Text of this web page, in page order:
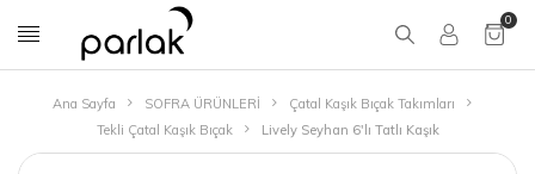
0
Ana Sayfa SOFRA ÜRÜNLERİ
Çatal Kaşık Bıçak Takımları
Tekli Çatal Kaşık Bıçak
Lively Seyhan 6'lı Tatlı Kaşık